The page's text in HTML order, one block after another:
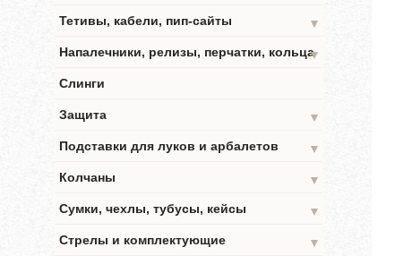
Тетивы, кабели, пип-сайты
▼
Напалечники, релизы, перчатки, кольца▼
Слинги
Защита
▼
Подставки для луков и арбалетов
▼
Колчаны
▼
Сумки, чехлы, тубусы, кейсы
▼
Стрелы и комплектующие
▼